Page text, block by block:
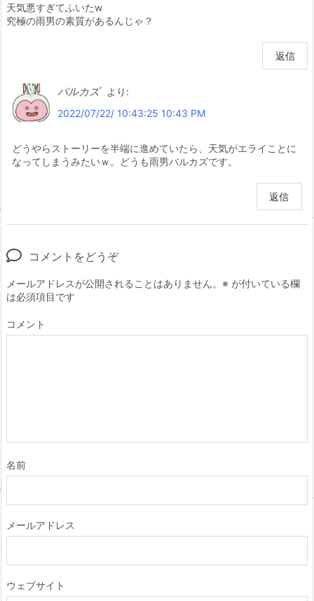
天気悪すぎてふいたw
究極の雨男の素質があるんじゃ？
返信
バルカズ
より:
2022/07/22/ 10:43:25 10:43 PM
どうやらストーリーを半端に進めていたら、天気がエライことに
なってしまうみたいｗ。どうも雨男バルカズです。
返信
コメントをどうぞ
メールアドレスが公開されることはありません。 ※ が付いている欄
は必須項目です
コメント
名前
メールアドレス
ウェブサイト